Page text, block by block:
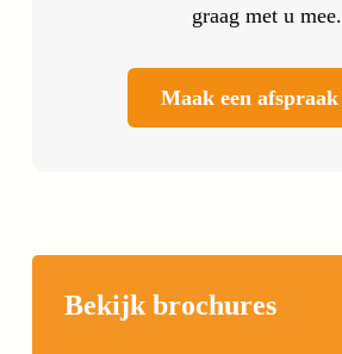
graag met u mee.
Maak een afspraak
Bekijk brochures